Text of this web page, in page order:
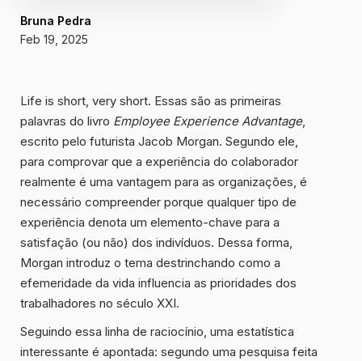
Bruna Pedra
Feb 19, 2025
Life is short, very short. Essas são as primeiras
palavras do livro Employee Experience Advantage,
escrito pelo futurista Jacob Morgan. Segundo ele,
para comprovar que a experiência do colaborador
realmente é uma vantagem para as organizações, é
necessário compreender porque qualquer tipo de
experiência denota um elemento-chave para a
satisfação (ou não) dos indivíduos. Dessa forma,
Morgan introduz o tema destrinchando como a
efemeridade da vida influencia as prioridades dos
trabalhadores no século XXI.
Seguindo essa linha de raciocínio, uma estatística
interessante é apontada: segundo uma pesquisa feita